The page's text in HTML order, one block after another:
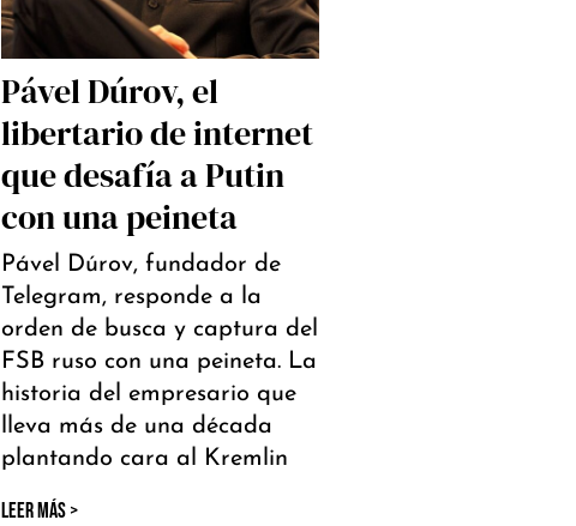
Pável Dúrov, el
libertario de internet
que desafía a Putin
con una peineta
Pável Dúrov, fundador de
Telegram, responde a la
orden de busca y captura del
FSB ruso con una peineta. La
historia del empresario que
lleva más de una década
plantando cara al Kremlin
LEER MÁS >